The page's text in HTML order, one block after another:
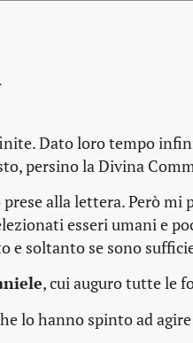
Dato loro tempo
persino la Divina
alla lettera. Però mi
esseri umani e
e soltanto se sono
, cui auguro tutte le
lo hanno spinto ad